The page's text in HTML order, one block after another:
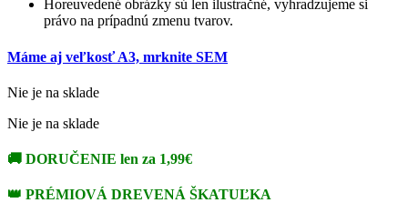
Horeuvedené obrázky sú len ilustračné, vyhradzujeme si
právo na prípadnú zmenu tvarov.
Máme aj veľkosť A3, mrknite SEM
Nie je na sklade
Nie je na sklade
🚚 DORUČENIE len za 1,99€
👑 PRÉMIOVÁ DREVENÁ ŠKATUĽKA